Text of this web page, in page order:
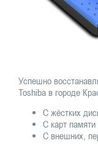
Успешно
Toshiba в городе
С жёстких
С карт
С внешних,